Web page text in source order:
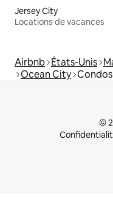
Jersey City
Locations de vacances
Airbnb États-Unis
Ocean City
©